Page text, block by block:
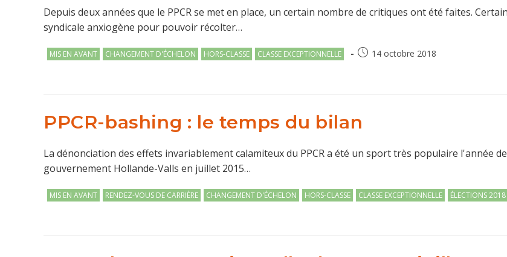
Depuis deux années que le PPCR se met en place, un certain nombre de critiques ont été faites.
syndicale anxiogène pour pouvoir récolter…
Post
MIS EN AVANT CHANGEMENT D'ÉCHELON HORS-CLASSE CLASSE EXCEPTIONNELLE
Publication
14 octobre 2018
PPCR-bashing : le temps du bilan
La dénonciation des effets invariablement calamiteux du PPCR a été un sport très populaire l'année
gouvernement Hollande-Valls en juillet 2015…
Post
MIS EN AVANT RENDEZ-VOUS DE CARRIÈRE CHANGEMENT D'ÉCHELON HORS-CLASSE CLASSE EXCEPTIONNELLE ÉLECTIONS 2018